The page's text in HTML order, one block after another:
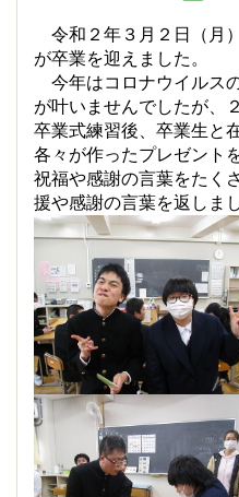
令和２年３月２日（月
が卒業を迎えました。
今年はコロナウイルス
が叶いませんでしたが、
卒業式練習後、卒業生と
各々が作ったプレゼント
祝福や感謝の言葉をたく
援や感謝の言葉を返しまし